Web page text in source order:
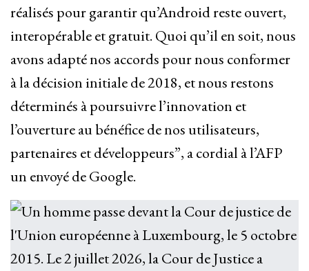
réalisés pour garantir qu’Android reste ouvert,
interopérable et gratuit. Quoi qu’il en soit, nous
avons adapté nos accords pour nous conformer
à la décision initiale de 2018, et nous restons
déterminés à poursuivre l’innovation et
l’ouverture au bénéfice de nos utilisateurs,
partenaires et développeurs”, a cordial à l’AFP
un envoyé de Google.